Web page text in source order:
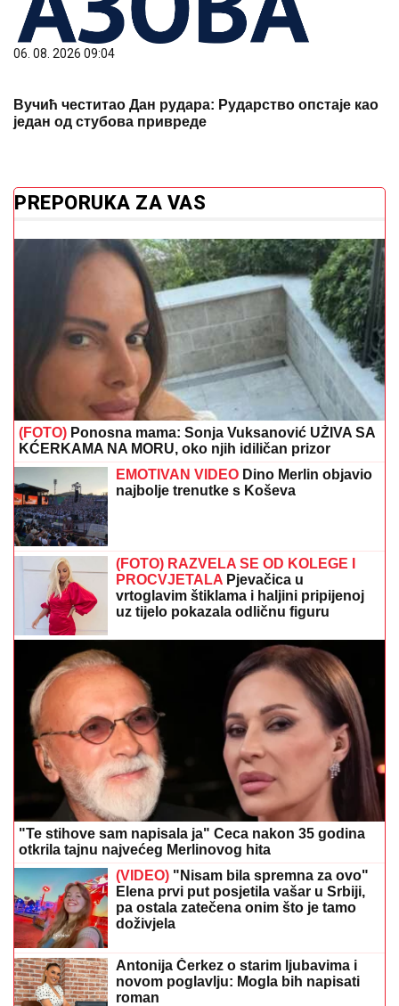
06. 08. 2026 09:04
Вучић честитао Дан рудара: Рударство опстаје као
један од стубова привреде
PREPORUKA ZA VAS
(FOTO) Ponosna mama: Sonja Vuksanović UŽIVA SA
KĆERKAMA NA MORU, oko njih idiličan prizor
EMOTIVAN VIDEO Dino Merlin objavio
najbolje trenutke s Koševa
(FOTO) RAZVELA SE OD KOLEGE I
PROCVJETALA Pjevačica u
vrtoglavim štiklama i haljini pripijenoj
uz tijelo pokazala odličnu figuru
"Te stihove sam napisala ja" Ceca nakon 35 godina
otkrila tajnu najvećeg Merlinovog hita
(VIDEO) "Nisam bila spremna za ovo"
Elena prvi put posjetila vašar u Srbiji,
pa ostala zatečena onim što je tamo
doživjela
Antonija Čerkez o starim ljubavima i
novom poglavlju: Mogla bih napisati
roman